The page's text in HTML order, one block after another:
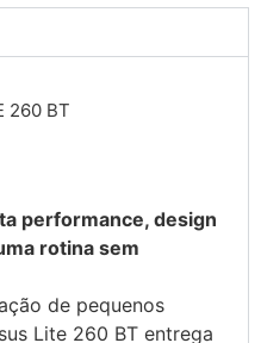
260 BT
performance, design
rotina sem
de pequenos
Lite 260 BT entrega